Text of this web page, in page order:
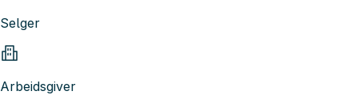
Selger
Arbeidsgiver